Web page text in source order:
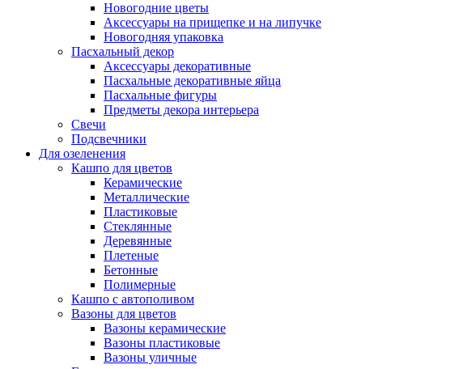
Новогодние цветы
Аксессуары на прищепке и на липучке
Новогодняя упаковка
Пасхальный декор
Аксессуары декоративные
Пасхальные декоративные яйца
Пасхальные фигуры
Предметы декора интерьера
Свечи
Подсвечники
Для озеленения
Кашпо для цветов
Керамические
Металлические
Пластиковые
Стеклянные
Деревянные
Плетеные
Бетонные
Полимерные
Кашпо с автополивом
Вазоны для цветов
Вазоны керамические
Вазоны пластиковые
Вазоны уличные